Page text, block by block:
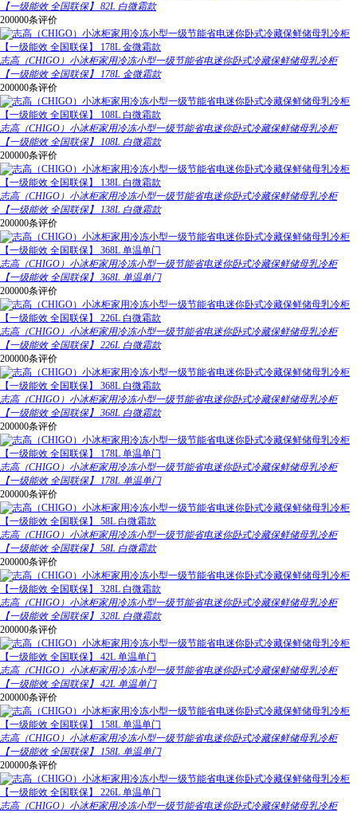
【一级能效 全国联保】 82L 白微霜款
200000条评价
志高（CHIGO）小冰柜家用冷冻小型一级节能省电迷你卧式冷藏保鲜储母乳冷柜
【一级能效 全国联保】 178L 金微霜款
200000条评价
志高（CHIGO）小冰柜家用冷冻小型一级节能省电迷你卧式冷藏保鲜储母乳冷柜
【一级能效 全国联保】 108L 白微霜款
200000条评价
志高（CHIGO）小冰柜家用冷冻小型一级节能省电迷你卧式冷藏保鲜储母乳冷柜
【一级能效 全国联保】 138L 白微霜款
200000条评价
志高（CHIGO）小冰柜家用冷冻小型一级节能省电迷你卧式冷藏保鲜储母乳冷柜
【一级能效 全国联保】 368L 单温单门
200000条评价
志高（CHIGO）小冰柜家用冷冻小型一级节能省电迷你卧式冷藏保鲜储母乳冷柜
【一级能效 全国联保】 226L 白微霜款
200000条评价
志高（CHIGO）小冰柜家用冷冻小型一级节能省电迷你卧式冷藏保鲜储母乳冷柜
【一级能效 全国联保】 368L 白微霜款
200000条评价
志高（CHIGO）小冰柜家用冷冻小型一级节能省电迷你卧式冷藏保鲜储母乳冷柜
【一级能效 全国联保】 178L 单温单门
200000条评价
志高（CHIGO）小冰柜家用冷冻小型一级节能省电迷你卧式冷藏保鲜储母乳冷柜
【一级能效 全国联保】 58L 白微霜款
200000条评价
志高（CHIGO）小冰柜家用冷冻小型一级节能省电迷你卧式冷藏保鲜储母乳冷柜
【一级能效 全国联保】 328L 白微霜款
200000条评价
志高（CHIGO）小冰柜家用冷冻小型一级节能省电迷你卧式冷藏保鲜储母乳冷柜
【一级能效 全国联保】 42L 单温单门
200000条评价
志高（CHIGO）小冰柜家用冷冻小型一级节能省电迷你卧式冷藏保鲜储母乳冷柜
【一级能效 全国联保】 158L 单温单门
200000条评价
志高（CHIGO）小冰柜家用冷冻小型一级节能省电迷你卧式冷藏保鲜储母乳冷柜